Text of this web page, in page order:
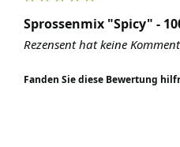
Sprossenmix "Spicy" -
Rezensent hat keine
Fanden Sie diese Bewertung